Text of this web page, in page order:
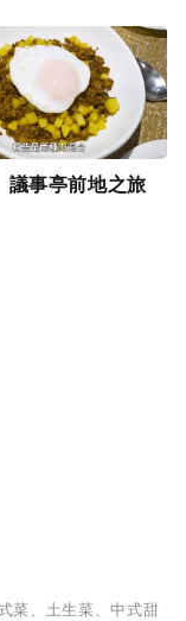
議事亭前地之旅
菜、土生菜、中式甜